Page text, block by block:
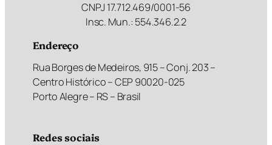
CNPJ 17.712.469/0001-56
Insc. Mun.: 554.346.2.2
Endereço
Rua Borges de Medeiros, 915 – Conj. 203 –
Centro Histórico – CEP 90020-025
Porto Alegre – RS – Brasil
Redes sociais